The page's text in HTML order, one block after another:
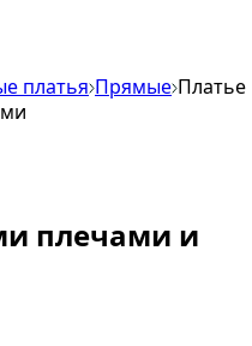
платья Прямые Платье
плечами и